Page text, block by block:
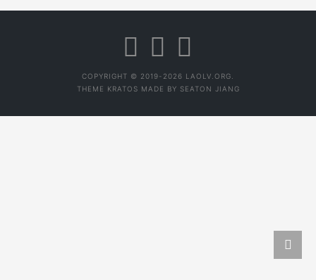
圈电话，看看有没有美女愿意一起去。平常不努力，临时怕
COPYRIGHT © 2019-2026 LAOLV.ORG.
THEME KRATOS MADE BY SEATON JIANG